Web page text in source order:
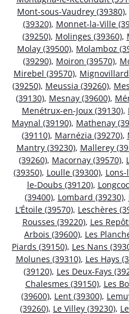
Mont-sous-Vaudrey (39380),
(39320), Monnet-la-Ville
(39250), Molinges (39360),
Molay (39500), Molamboz
(39290), Moiron (39570),
Mirebel (39570),
(39250), Meussia (39260),
(39130), Mesnay (39600),
Menétrux-en-Joux (39130),
Maynal (39190), Mathenay
(39110), Marnézia (39270),
Mantry (39230), Mallerey
(39260), Macornay (39570),
(39350), Loulle (39300),
le-Doubs (39120),
(39400), Lombard (39230),
L’Étoile (39570), Leschères
Rousses (39220), Les
Arbois (39600), Les
Piards (39150), Les Nans
Molunes (39310), Les Hays
(39120), Les Deux-Fays
Chalesmes (39150), Les
(39600), Lent (39300),
(39260), Le Villey (39230),